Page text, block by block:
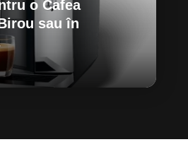
o Cafea
sau în